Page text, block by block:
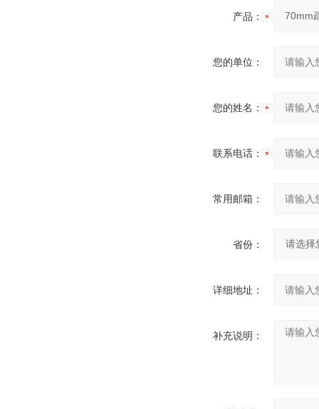
产品：
您的单位：
您的姓名：
联系电话：
常用邮箱：
省份：
详细地址：
补充说明：